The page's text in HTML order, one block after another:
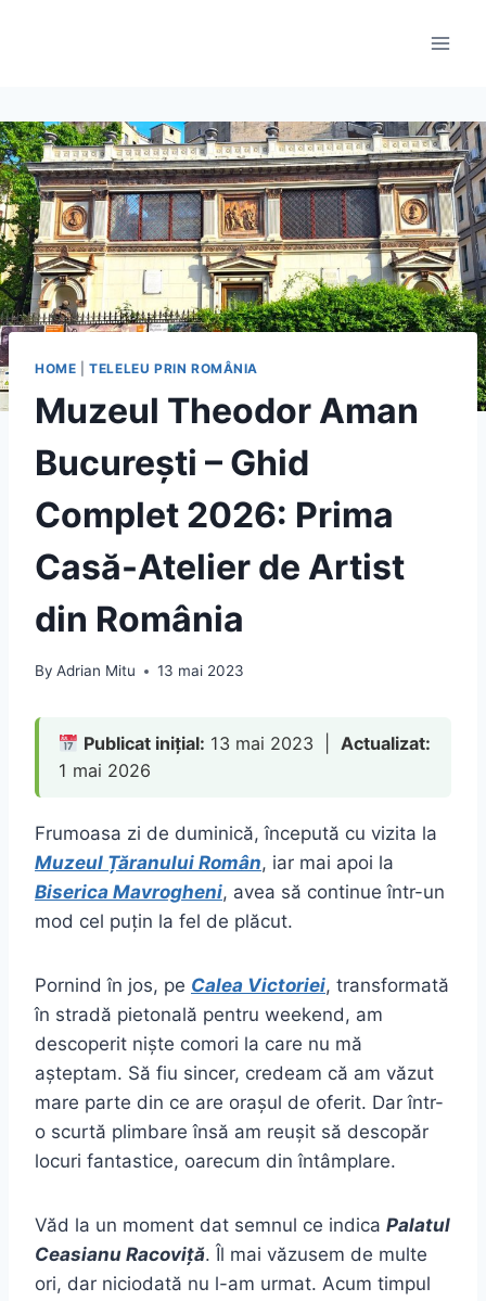
HOME |TELELEU PRIN ROMÂNIA
Muzeul Theodor Aman
București – Ghid
Complet 2026: Prima
Casă-Atelier de Artist
din România
By Adrian Mitu 13 mai 2023
Publicat inițial: 13 mai 2023 |Actualizat:
1 mai 2026
Frumoasa zi de duminică, începută cu vizita la
Muzeul Țăranului Român, iar mai apoi la
Biserica Mavrogheni, avea să continue într-un
mod cel puțin la fel de plăcut.
Pornind în jos, pe Calea Victoriei, transformată
în stradă pietonală pentru weekend, am
descoperit niște comori la care nu mă
așteptam. Să fiu sincer, credeam că am văzut
mare parte din ce are orașul de oferit. Dar într-
o scurtă plimbare însă am reușit să descopăr
locuri fantastice, oarecum din întâmplare.
Văd la un moment dat semnul ce indica Palatul
Ceasianu Racoviță. Îl mai văzusem de multe
ori, dar niciodată nu l-am urmat. Acum timpul